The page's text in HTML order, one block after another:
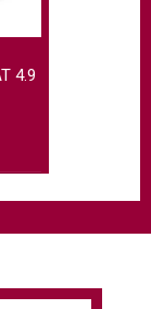
4.9